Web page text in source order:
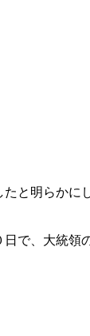
と明らかに
で、大統領